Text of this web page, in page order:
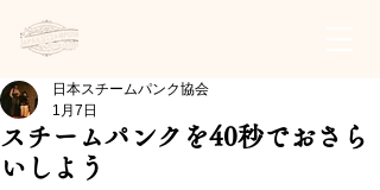
スチームパンクを40秒でおさら
いしよう
日本スチームパンク協会
1月7日